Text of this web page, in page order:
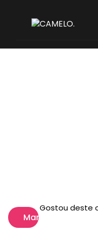
Marketing
Gostou deste